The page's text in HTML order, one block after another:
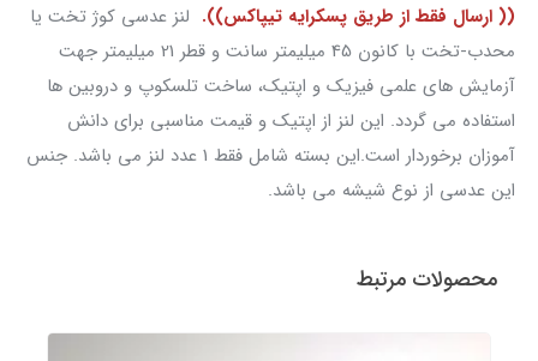
(( ارسال فقط از طریق پسکرایه تیپاکس)). لنز عدسی کوژ تخت یا
محدب-تخت با کانون 45 میلیمتر سانت و قطر 21 میلیمتر جهت
آزمایش های علمی فیزیک و اپتیک، ساخت تلسکوپ و دروبین ها
استفاده می گردد. این لنز از اپتیک و قیمت مناسبی برای دانش
آموزان برخوردار است.این بسته شامل فقط 1 عدد لنز می باشد. جنس
این عدسی از نوع شیشه می باشد.
محصولات مرتبط